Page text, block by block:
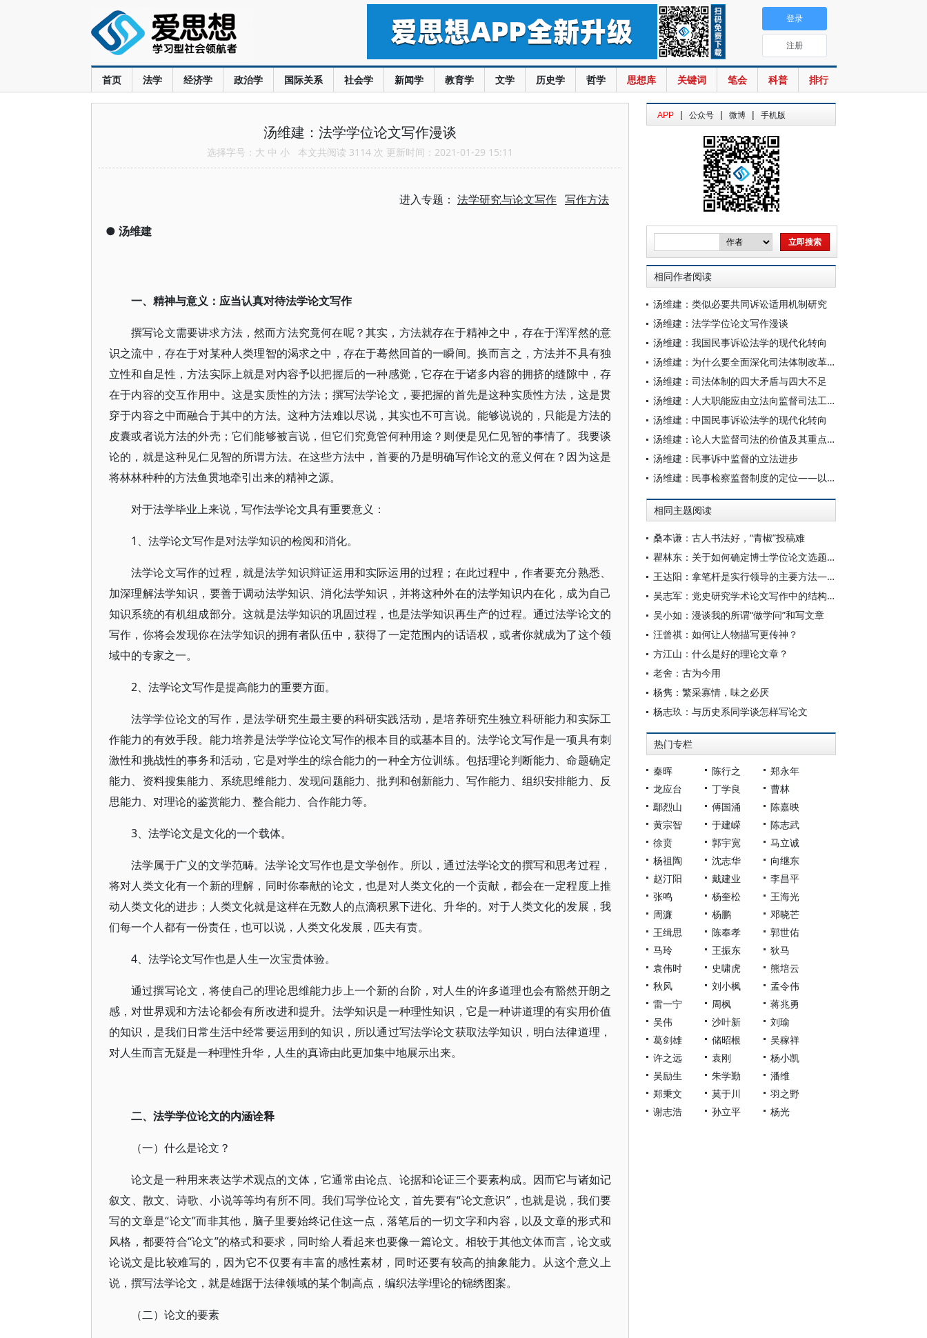
首页 法学 经济学 政治学 国际关系 社会学 新闻学 教育学 文学 历史学 哲学 思想库 关键词 笔会 科普 排行
登录
注册
汤维建：法学学位论文写作漫谈
选择字号： 大 中 小 本文共阅读 3114 次 更新时间：2021-01-29 15:11
进入专题： 法学研究与论文写作 写作方法
● 汤维建
一、精神与意义：应当认真对待法学论文写作
撰写论文需要讲求方法，然而方法究竟何在呢？其实，方法就存在于精神之中，存在于浑浑然的意
识之流中，存在于对某种人类理智的渴求之中，存在于蓦然回首的一瞬间。换而言之，方法并不具有独
立性和自足性，方法实际上就是对内容予以把握后的一种感觉，它存在于诸多内容的拥挤的缝隙中，存
在于内容的交互作用中。这是实质性的方法；撰写法学论文，要把握的首先是这种实质性方法，这是贯
穿于内容之中而融合于其中的方法。这种方法难以尽说，其实也不可言说。能够说说的，只能是方法的
皮囊或者说方法的外壳；它们能够被言说，但它们究竟管何种用途？则便是见仁见智的事情了。我要谈
论的，就是这种见仁见智的所谓方法。在这些方法中，首要的乃是明确写作论文的意义何在？因为这是
将林林种种的方法鱼贯地牵引出来的精神之源。
对于法学毕业上来说，写作法学论文具有重要意义：
1、法学论文写作是对法学知识的检阅和消化。
法学论文写作的过程，就是法学知识辩证运用和实际运用的过程；在此过程中，作者要充分熟悉、
加深理解法学知识，要善于调动法学知识、消化法学知识，并将这种外在的法学知识内在化，成为自己
知识系统的有机组成部分。这就是法学知识的巩固过程，也是法学知识再生产的过程。通过法学论文的
写作，你将会发现你在法学知识的拥有者队伍中，获得了一定范围内的话语权，或者你就成为了这个领
域中的专家之一。
2、法学论文写作是提高能力的重要方面。
法学学位论文的写作，是法学研究生最主要的科研实践活动，是培养研究生独立科研能力和实际工
作能力的有效手段。能力培养是法学学位论文写作的根本目的或基本目的。法学论文写作是一项具有刺
激性和挑战性的事务和活动，它是对学生的综合能力的一种全方位训练。包括理论判断能力、命题确定
能力、资料搜集能力、系统思维能力、发现问题能力、批判和创新能力、写作能力、组织安排能力、反
思能力、对理论的鉴赏能力、整合能力、合作能力等。
3、法学论文是文化的一个载体。
法学属于广义的文学范畴。法学论文写作也是文学创作。所以，通过法学论文的撰写和思考过程，
将对人类文化有一个新的理解，同时你奉献的论文，也是对人类文化的一个贡献，都会在一定程度上推
动人类文化的进步；人类文化就是这样在无数人的点滴积累下进化、升华的。对于人类文化的发展，我
们每一个人都有一份责任，也可以说，人类文化发展，匹夫有责。
4、法学论文写作也是人生一次宝贵体验。
通过撰写论文，将使自己的理论思维能力步上一个新的台阶，对人生的许多道理也会有豁然开朗之
感，对世界观和方法论都会有所改进和提升。法学知识是一种理性知识，它是一种讲道理的有实用价值
的知识，是我们日常生活中经常要运用到的知识，所以通过写法学论文获取法学知识，明白法律道理，
对人生而言无疑是一种理性升华，人生的真谛由此更加集中地展示出来。
二、法学学位论文的内涵诠释
（一）什么是论文？
论文是一种用来表达学术观点的文体，它通常由论点、论据和论证三个要素构成。因而它与诸如记
叙文、散文、诗歌、小说等等均有所不同。我们写学位论文，首先要有“论文意识”，也就是说，我们要
写的文章是“论文”而非其他，脑子里要始终记住这一点，落笔后的一切文字和内容，以及文章的形式和
风格，都要符合“论文”的格式和要求，同时给人看起来也要像一篇论文。相较于其他文体而言，论文或
论说文是比较难写的，因为它不仅要有丰富的感性素材，同时还要有较高的抽象能力。从这个意义上
说，撰写法学论文，就是雄踞于法律领域的某个制高点，编织法学理论的锦绣图案。
（二）论文的要素
APP | 公众号 | 微博 | 手机版
相同作者阅读
汤维建：类似必要共同诉讼适用机制研究
汤维建：法学学位论文写作漫谈
汤维建：我国民事诉讼法学的现代化转向
汤维建：为什么要全面深化司法体制改革？
汤维建：司法体制的四大矛盾与四大不足
汤维建：人大职能应由立法向监督司法工作转移
汤维建：中国民事诉讼法学的现代化转向
汤维建：论人大监督司法的价值及其重点转向
汤维建：民事诉中监督的立法进步
汤维建：民事检察监督制度的定位——以民事诉讼法新修改为基准
相同主题阅读
桑本谦：古人书法好，“青椒”投稿难
瞿林东：关于如何确定博士学位论文选题的几点认识
王达阳：拿笔杆是实行领导的主要方法——邓小平如何写稿改稿
吴志军：党史研究学术论文写作中的结构布局问题评析
吴小如：漫谈我的所谓“做学问”和写文章
汪曾祺：如何让人物描写更传神？
方江山：什么是好的理论文章？
老舍：古为今用
杨隽：繁采寡情，味之必厌
杨志玖：与历史系同学谈怎样写论文
热门专栏
秦晖 陈行之
郑永年
龙应台
丁学良
曹林
鄢烈山
傅国涌
陈嘉映
黄宗智
于建嵘
陈志武
徐贲
郭宇宽
马立诚
杨祖陶
沈志华
向继东
赵汀阳
戴建业
李昌平
张鸣
杨奎松
王海光
周濂
杨鹏
邓晓芒
王缉思
陈奉孝
郭世佑
马玲
王振东
狄马
袁伟时
史啸虎
熊培云
秋风
刘小枫
孟令伟
雷一宁
周枫
蒋兆勇
吴伟
沙叶新
刘瑜
葛剑雄
储昭根
吴稼祥
许之远
袁刚
杨小凯
吴励生
朱学勤
潘维
郑秉文
莫于川
羽之野
谢志浩
孙立平 杨光